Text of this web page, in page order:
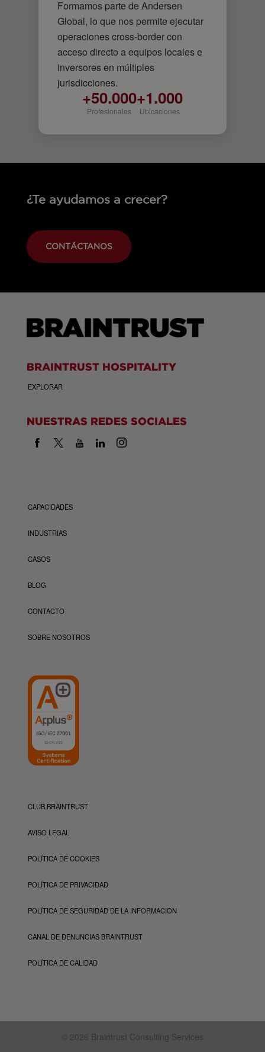
Formamos parte de Andersen
Global, lo que nos permite ejecutar
operaciones cross-border con
acceso directo a equipos locales e
inversores en múltiples
jurisdicciones.
+50.000
Profesionales
+1.000
Ubicaciones
¿Te ayudamos a crecer?
CONTÁCTANOS
BRAINTRUST HOSPITALITY
EXPLORAR
NUESTRAS REDES SOCIALES
CAPACIDADES
INDUSTRIAS
CASOS
BLOG
CONTACTO
SOBRE NOSOTROS
CLUB BRAINTRUST
AVISO LEGAL
POLÍTICA DE COOKIES
POLÍTICA DE PRIVACIDAD
POLÍTICA DE SEGURIDAD DE LA INFORMACION
CANAL DE DENUNCIAS BRAINTRUST
POLÍTICA DE CALIDAD
© 2026 Braintrust Consulting Services